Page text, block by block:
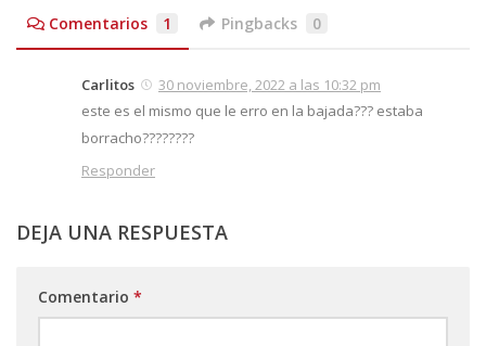
Comentarios 1 Pingbacks 0
Carlitos
30 noviembre, 2022 a las 10:32 pm
este es el mismo que le erro en la bajada??? estaba
borracho????????
Responder
DEJA UNA RESPUESTA
Comentario *